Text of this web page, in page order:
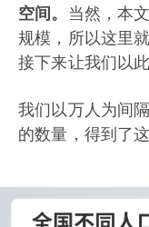
空间。 当然，本
规模，所以这里
接下来让我们以
我们以万人为间
的数量，得到了